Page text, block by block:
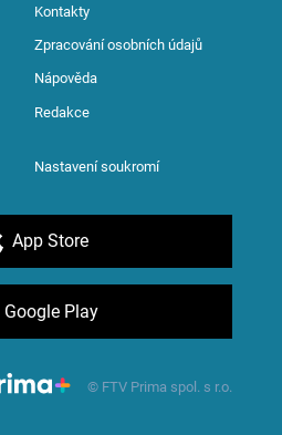
Kontakty
Zpracování osobních údajů
Nápověda
Redakce
Nastavení soukromí
App Store
Google Play
© FTV Prima spol. s r.o.